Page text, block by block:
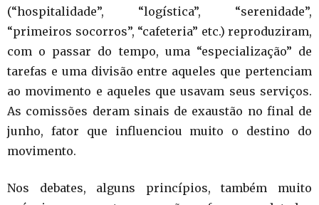
(“hospitalidade”, “logística”, “serenidade”,
“primeiros socorros”, “cafeteria” etc.) reproduziram,
com o passar do tempo, uma “especialização” de
tarefas e uma divisão entre aqueles que pertenciam
ao movimento e aqueles que usavam seus serviços.
As comissões deram sinais de exaustão no final de
junho, fator que influenciou muito o destino do
movimento.
Nos debates, alguns princípios, também muito